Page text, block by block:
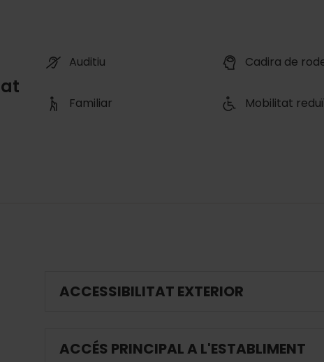
Auditiu Cadira de
Familiar Mobilitat
ACCESSIBILITAT EXTERIOR
ACCÉS PRINCIPAL A L'ESTABLIMENT